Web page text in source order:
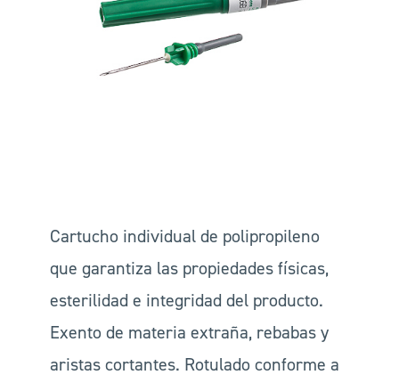
Cartucho individual de polipropileno
que garantiza las propiedades físicas,
esterilidad e integridad del producto.
Exento de materia extraña, rebabas y
aristas cortantes. Rotulado conforme a